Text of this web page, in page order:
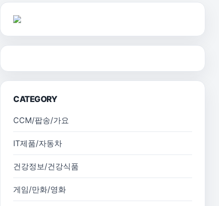
CATEGORY
CCM/팝송/가요
IT제품/자동차
건강정보/건강식품
게임/만화/영화